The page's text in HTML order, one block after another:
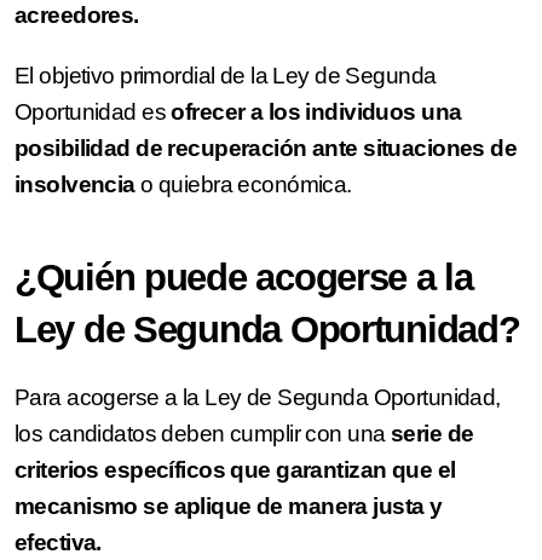
acreedores.
El objetivo primordial de la Ley de Segunda
Oportunidad esofrecer a los individuos una
posibilidad de recuperación ante situaciones de
insolvenciao quiebra económica.
¿Quién puede acogerse a la
Ley de Segunda Oportunidad?
Para acogerse a la Ley de Segunda Oportunidad,
los candidatos deben cumplir con una serie de
criterios específicos que garantizan que el
mecanismo se aplique de manera justa y
efectiva.